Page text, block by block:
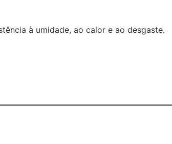
à umidade, ao calor e ao desgaste.